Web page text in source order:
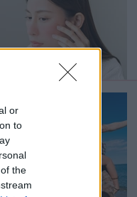
or
to
the